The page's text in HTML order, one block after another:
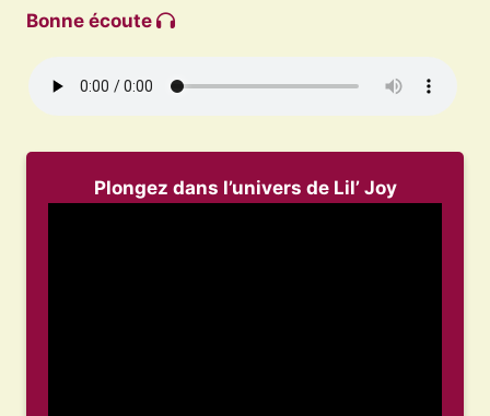
Bonne écoute
Plongez dans l’univers de Lil’ Joy